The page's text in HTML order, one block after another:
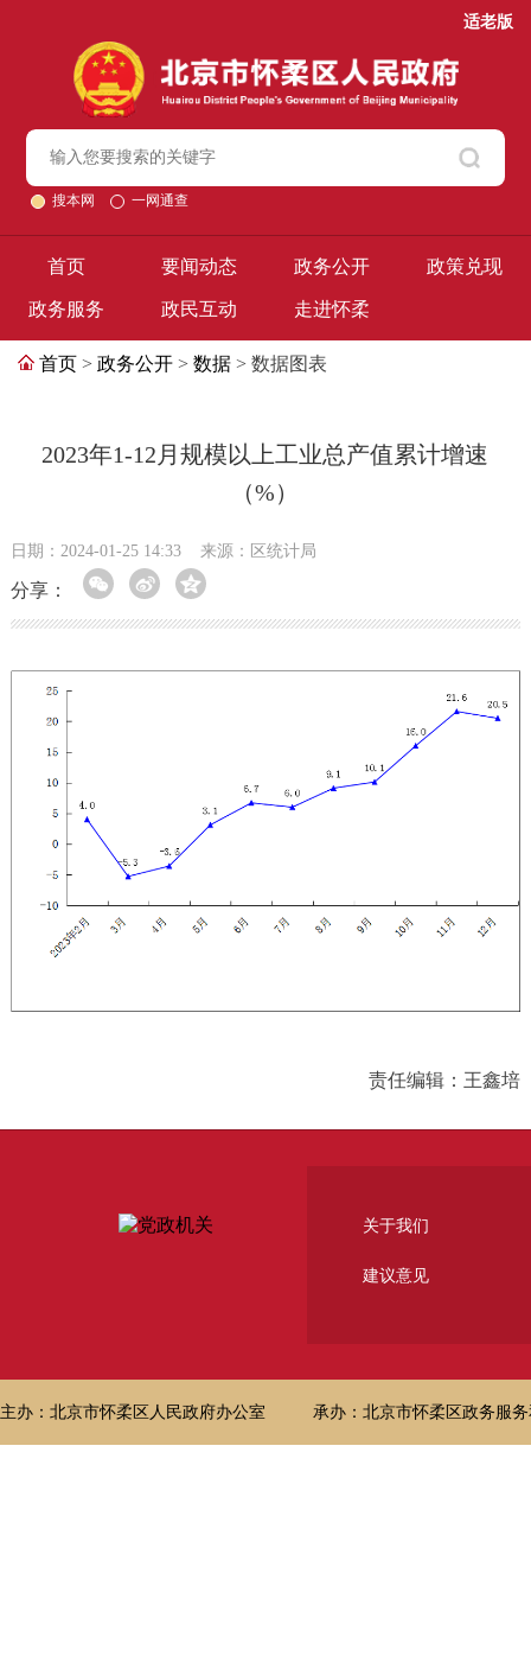
适老版
搜本网 一网通查
首页 要闻动态 政务公开 政策兑现
政务服务 政民互动 走进怀柔
首页 > 政务公开 > 数据 > 数据图表
2023年1-12月规模以上工业总产值累计增速
（%）
日期：2024-01-25 14:33 来源：区统计局
分享：
责任编辑：王鑫培
关于我们
建议意见
主办：北京市怀柔区人民政府办公室 承办：北京市怀柔区政务服